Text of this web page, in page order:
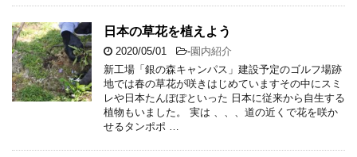
日本の草花を植えよう
2020/05/01 -園内紹介
新工場「銀の森キャンパス」建設予定のゴルフ場跡
地では春の草花が咲きはじめていますその中にスミ
レや日本たんぽぽといった 日本に従来から自生する
植物もいました。 実は 、、、道の近くで花を咲か
せるタンポポ …